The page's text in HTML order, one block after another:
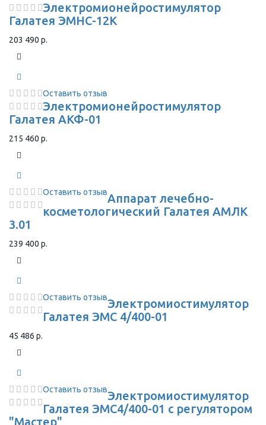
Электромионейростимулятор
Галатея ЭМНС-12К
203 490 р.
Оставить отзыв
Электромионейростимулятор
Галатея АКФ-01
215 460 р.
Оставить отзывАппарат лечебно-
косметологический Галатея АМЛК
3.01
239 400 р.
Оставить отзывЭлектромиостимулятор
Галатея ЭМС 4/400-01
45 486 р.
Оставить отзывЭлектромиостимулятор
Галатея ЭМС4/400-01 с регулятором
"Мастер"